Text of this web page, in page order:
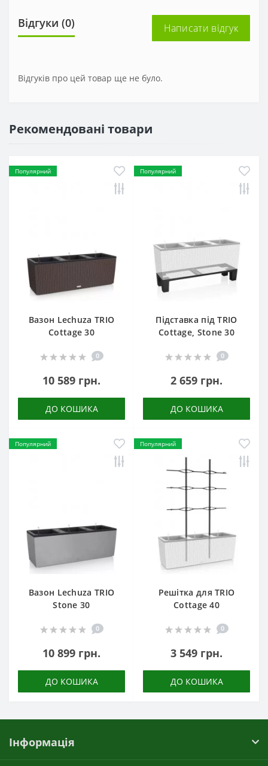
Відгуки (0) Написати відгук
Відгуків про цей товар ще не було.
Рекомендовані товари
Популярний
Вазон Lechuza TRIO
Cottage 30
0
10 589 грн.
ДО КОШИКА
Популярний
Підставка під TRIO
Cottage, Stone 30
0
2 659 грн.
ДО КОШИКА
Популярний
Вазон Lechuza TRIO
Stone 30
0
10 899 грн.
ДО КОШИКА
Популярний
Решітка для TRIO
Cottage 40
0
3 549 грн.
ДО КОШИКА
Інформація